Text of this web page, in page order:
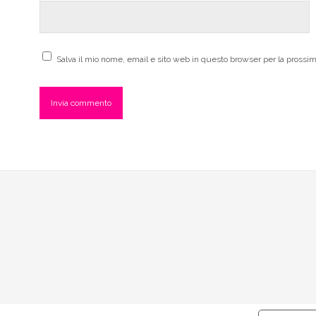
Salva il mio nome, email e sito web in questo browser per la